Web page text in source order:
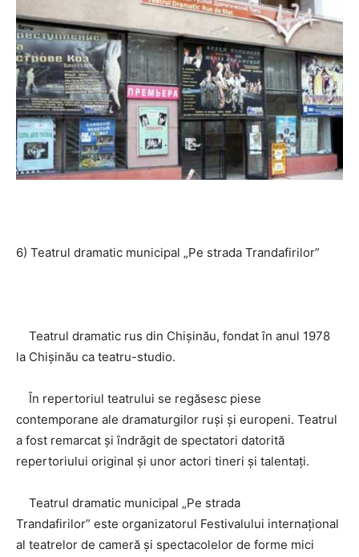
6) Teatrul dramatic municipal „Pe strada Trandafirilor”
Teatrul dramatic rus din Chișinău, fondat în anul 1978
la Chișinău ca teatru-studio.
În repertoriul teatrului se regăsesc piese
contemporane ale dramaturgilor ruşi și europeni. Teatrul
a fost remarcat şi îndrăgit de spectatori datorită
repertoriului original şi unor actori tineri și talentați.
Teatrul dramatic municipal „Pe strada
Trandafirilor” este organizatorul Festivalului internaţional
al teatrelor de cameră şi spectacolelor de forme mici